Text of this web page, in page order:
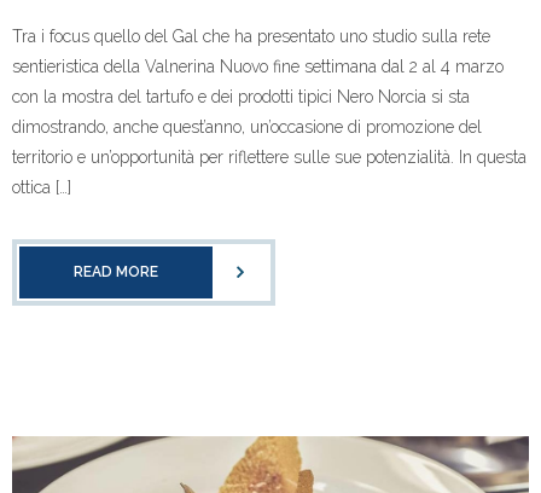
Tra i focus quello del Gal che ha presentato uno studio sulla rete
sentieristica della Valnerina Nuovo fine settimana dal 2 al 4 marzo
con la mostra del tartufo e dei prodotti tipici Nero Norcia si sta
dimostrando, anche quest’anno, un’occasione di promozione del
territorio e un’opportunità per riflettere sulle sue potenzialità. In questa
ottica […]
READ MORE